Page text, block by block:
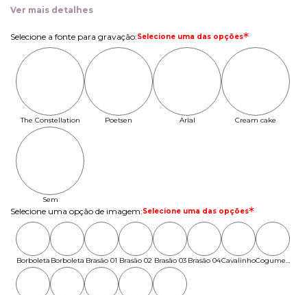
Ver mais detalhes
Selecione a fonte para gravação:Selecione uma das opções
The Constellation Poetsen Arial Cream cake
Sem
Personalização
Selecione uma opção de imagem:Selecione uma das opções
Borboleta
01
Borboleta
02
Brasão 01 Brasão 02 Brasão 03 Brasão 04Cavalinho Cogumelo